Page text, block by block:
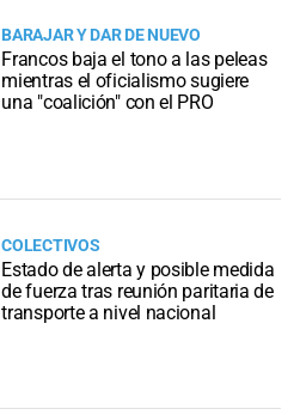
BARAJAR Y DAR DE NUEVO
Francos baja el tono a las peleas
mientras el oficialismo sugiere
una "coalición" con el PRO
COLECTIVOS
Estado de alerta y posible medida
de fuerza tras reunión paritaria de
transporte a nivel nacional